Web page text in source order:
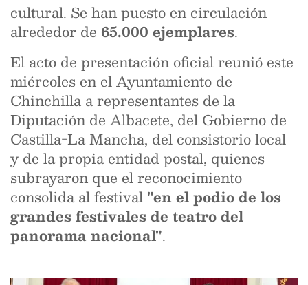
cultural. Se han puesto en circulación
alrededor de 65.000 ejemplares.
El acto de presentación oficial reunió este
miércoles en el Ayuntamiento de
Chinchilla a representantes de la
Diputación de Albacete, del Gobierno de
Castilla-La Mancha, del consistorio local
y de la propia entidad postal, quienes
subrayaron que el reconocimiento
consolida al festival "en el podio de los
grandes festivales de teatro del
panorama nacional".